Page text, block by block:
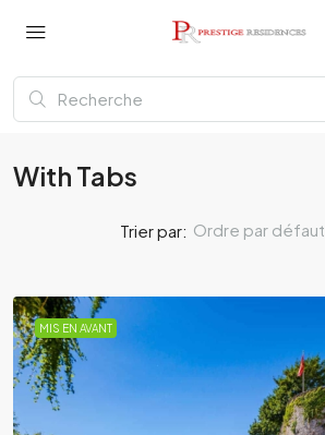
With Tabs
Trier par: Ordre par défaut
MIS EN AVANT